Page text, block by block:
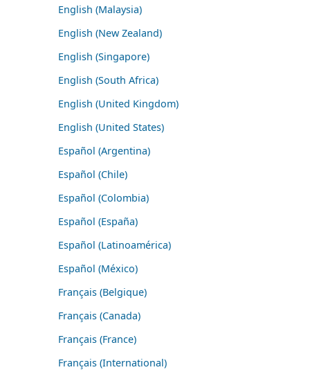
English (Malaysia)
English (New Zealand)
English (Singapore)
English (South Africa)
English (United Kingdom)
English (United States)
Español (Argentina)
Español (Chile)
Español (Colombia)
Español (España)
Español (Latinoamérica)
Español (México)
Français (Belgique)
Français (Canada)
Français (France)
Français (International)